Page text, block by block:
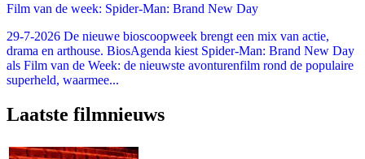
Film van de week: Spider-Man: Brand New Day
29-7-2026 De nieuwe bioscoopweek brengt een mix van actie,
drama en arthouse. BiosAgenda kiest Spider-Man: Brand New Day
als Film van de Week: de nieuwste avonturenfilm rond de populaire
superheld, waarmee...
Laatste filmnieuws